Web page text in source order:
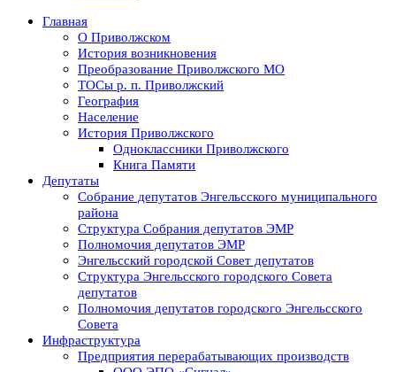
Главная
О Приволжском
История возникновения
Преобразование Приволжского МО
ТОСы р. п. Приволжский
География
Население
История Приволжского
Одноклассники Приволжского
Книга Памяти
Депутаты
Собрание депутатов Энгельсского муниципального
района
Структура Собрания депутатов ЭМР
Полномочия депутатов ЭМР
Энгельсский городской Совет депутатов
Структура Энгельсского городского Совета
депутатов
Полномочия депутатов городского Энгельсского
Совета
Инфраструктура
Предприятия перерабатывающих производств